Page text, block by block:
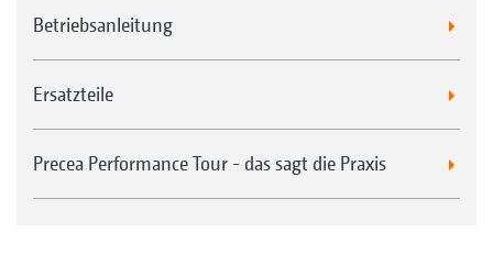
Betriebsanleitung
Ersatzteile
Precea Performance Tour - das sagt die Praxis